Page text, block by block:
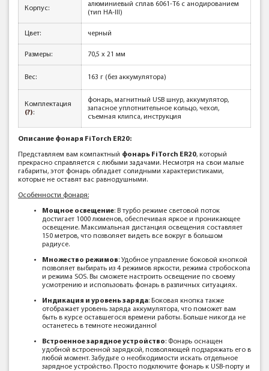
Корпус:
алюминиевый сплав 6061-T6 с анодированием
(тип HA-III)
Цвет: черный
Размеры: 70,5 х 21 мм
Вес: 163 г (без аккумулятора)
Комплектация
(?):
фонарь, магнитный USB шнур, аккумулятор,
запасное уплотнительное кольцо, чехол,
съемная клипса, инструкция
Описание фонаря FiTorch ER20:
Представляем вам компактный фонарь FiTorch ER20, который
прекрасно справляется с любыми задачами. Несмотря на свои малые
габариты, этот фонарь обладает солидными характеристиками,
которые не оставят вас равнодушными.
Особенности фонаря:
Мощное освещение: В турбо режиме световой поток
достигает 1000 люменов, обеспечивая яркое и проникающее
освещение. Максимальная дистанция освещения составляет
150 метров, что позволяет видеть все вокруг в большом
радиусе.
Множество режимов: Удобное управление боковой кнопкой
позволяет выбирать из 4 режимов яркости, режима стробоскопа
и режима SOS. Вы сможете настроить освещение по своему
усмотрению и использовать фонарь в различных ситуациях.
Индикация и уровень заряда: Боковая кнопка также
отображает уровень заряда аккумулятора, что поможет вам
быть в курсе оставшегося времени работы. Больше никогда не
останетесь в темноте неожиданно!
Встроенное зарядное устройство: Фонарь оснащен
удобной встроенной зарядкой, позволяющей подзаряжать его в
любой момент. Забудьте о необходимости искать отдельное
зарядное устройство. Просто подключите фонарь к USB-порту и